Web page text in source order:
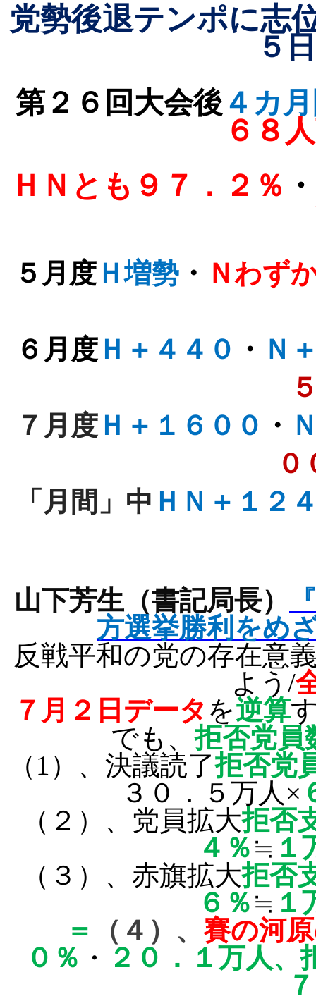
党勢後退テンポに志
５
第２６回大会後 ４カ
６８
ＨＮとも９７．２％ ・
５月度 Ｈ増勢 ・ Ｎわず
６月度 Ｈ＋４４０ ・ Ｎ
７月度 Ｈ＋１６００ ・
０
「月間」中 ＨＮ＋１２
山下芳生（書記局長）
方選挙勝利をめ
反戦平和の党の存在意
よう /
７月 ２日 データ を逆算
でも、拒否党員
（ 1 ）、決議読了拒否党
３０．５万人×
（２）、党員拡大拒否
４％≒ １
（３）、赤旗拡大拒否
６％≒ １
＝
（４）、 賽の河
０％ ・
２０．１万人、